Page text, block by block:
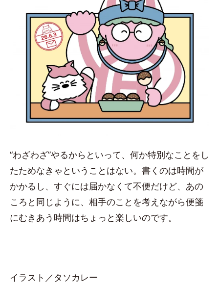
“わざわざ”やるからといって、何か特別なことをし
たためなきゃということはない。書くのは時間が
かかるし、すぐには届かなくて不便だけど、あの
ころと同じように、相手のことを考えながら便箋
にむきあう時間はちょっと楽しいのです。
イラスト／タソカレー